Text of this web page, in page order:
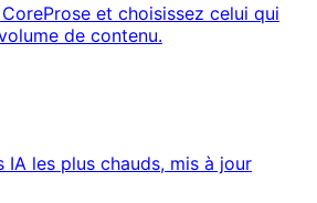
et choisissez celui qui
de contenu.
IA les plus chauds, mis à jour